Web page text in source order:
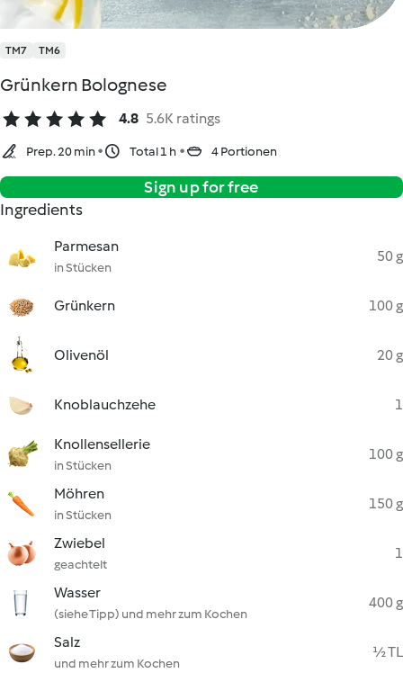
TM7 TM6
Grünkern Bolognese
4.8 5.6K ratings
Prep. 20 min Total 1 h 4 Portionen
Sign up for free
Ingredients
Parmesan
in Stücken
50 g
Grünkern 100 g
Olivenöl 20 g
Knoblauchzehe 1
Knollensellerie
in Stücken
100 g
Möhren
in Stücken
150 g
Zwiebel
geachtelt
1
Wasser
(siehe Tipp) und mehr zum Kochen
400 g
Salz
und mehr zum Kochen
½ TL